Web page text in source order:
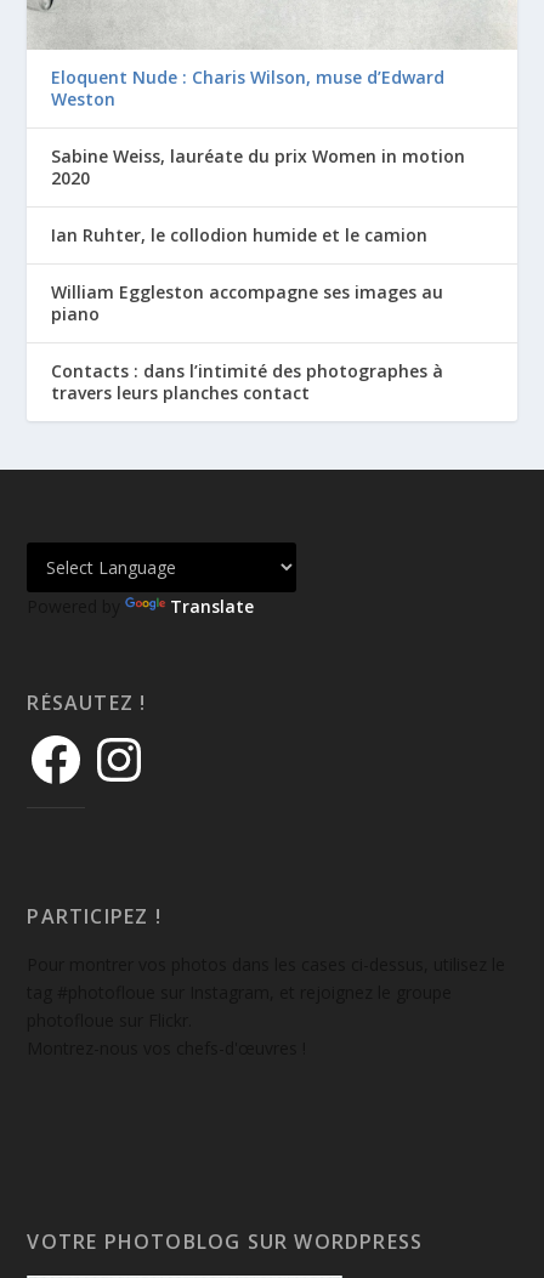
Eloquent Nude : Charis Wilson, muse d’Edward
Weston
Sabine Weiss, lauréate du prix Women in motion
2020
Ian Ruhter, le collodion humide et le camion
William Eggleston accompagne ses images au
piano
Contacts : dans l’intimité des photographes à
travers leurs planches contact
Powered by Translate
RÉSAUTEZ !
PARTICIPEZ !
VOTRE PHOTOBLOG SUR WORDPRESS